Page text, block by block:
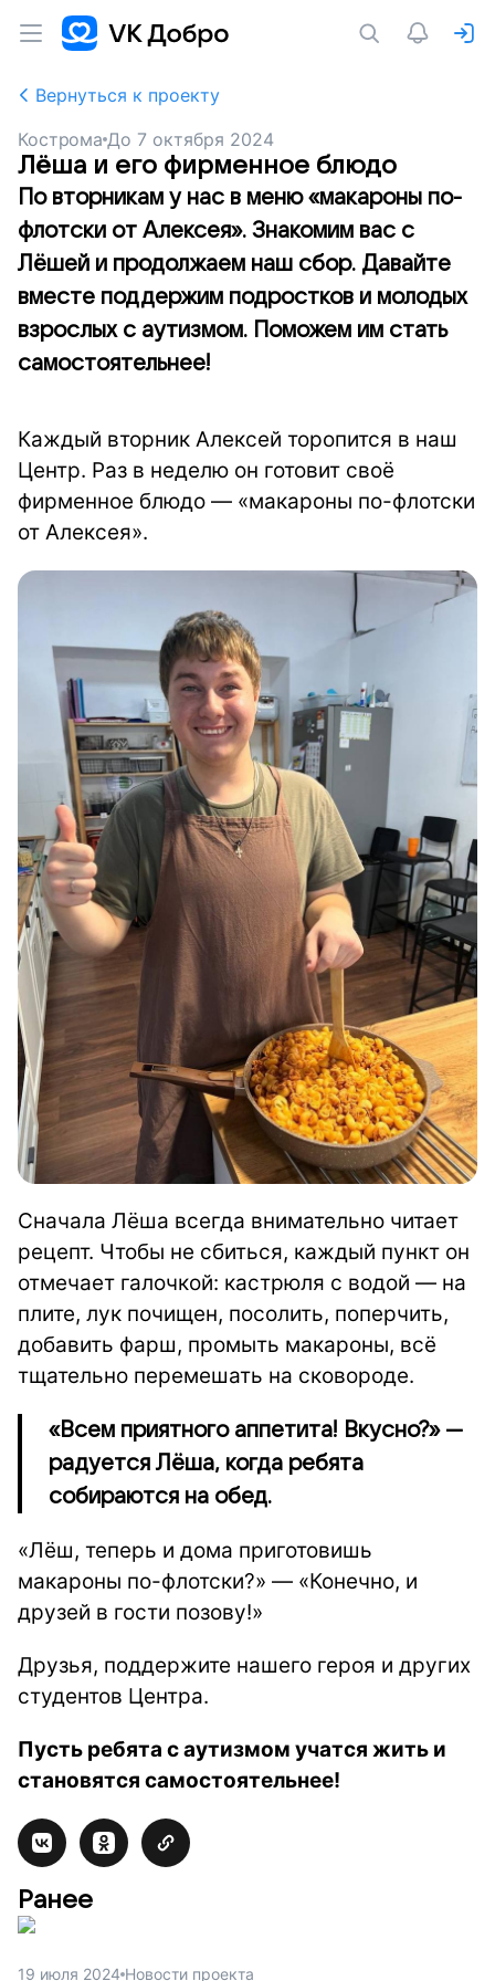
Вернуться к проекту
Кострома До 7 октября 2024
Лёша и его фирменное блюдо
По вторникам у нас в меню «макароны по-
флотски от Алексея». Знакомим вас с
Лёшей и продолжаем наш сбор. Давайте
вместе поддержим подростков и молодых
взрослых с аутизмом. Поможем им стать
самостоятельнее!
Каждый вторник Алексей торопится в наш
Центр. Раз в неделю он готовит своё
фирменное блюдо — «макароны по-флотски
от Алексея».
Сначала Лёша всегда внимательно читает
рецепт. Чтобы не сбиться, каждый пункт он
отмечает галочкой: кастрюля с водой — на
плите, лук почищен, посолить, поперчить,
добавить фарш, промыть макароны, всё
тщательно перемешать на сковороде.
«Всем приятного аппетита! Вкусно?» —
радуется Лёша, когда ребята
собираются на обед.
«Лёш, теперь и дома приготовишь
макароны по-флотски?» — «Конечно, и
друзей в гости позову!»
Друзья, поддержите нашего героя и других
студентов Центра.
Пусть ребята с аутизмом учатся жить и
становятся самостоятельнее!
Ранее
19 июля 2024 Новости проекта